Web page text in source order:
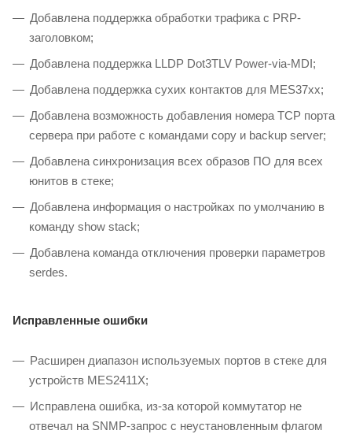
Добавлена поддержка обработки трафика с PRP-
заголовком;
Добавлена поддержка LLDP Dot3TLV Power-via-MDI;
Добавлена поддержка сухих контактов для MES37xx;
Добавлена возможность добавления номера TCP порта
сервера при работе с командами copy и backup server;
Добавлена синхронизация всех образов ПО для всех
юнитов в стеке;
Добавлена информация о настройках по умолчанию в
команду show stack;
Добавлена команда отключения проверки параметров
serdes.
Исправленные ошибки
Расширен диапазон используемых портов в стеке для
устройств MES2411X;
Исправлена ошибка, из-за которой коммутатор не
отвечал на SNMP-запрос с неустановленным флагом